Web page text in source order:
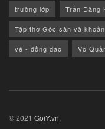
trường lớp Trần Đăng
Tập thơ Góc sân và
vè - đồng dao Võ
© 2021 GoiY.vn.